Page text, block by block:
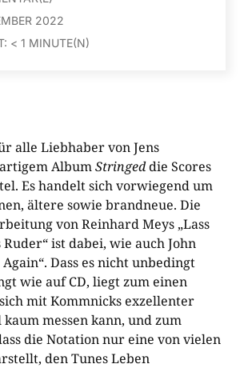
2022
< 1 MINUTE(N)
alle Liebhaber von Jens
AlbumStringeddie Scores
Es handelt sich vorwiegend um
ältere sowie brandneue. Die
von Reinhard Meys „Lass
ist dabei, wie auch John
Dass es nicht unbedingt
wie auf CD, liegt zum einen
mit Kommnicks exzellenter
messen kann, und zum
die Notation nur eine von vielen
den Tunes Leben